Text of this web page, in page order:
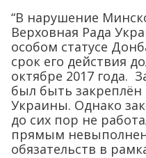
“В нарушение
Верховная Рада
особом статусе
срок его действия
октябре 2017 года.
был быть закреплён
Украины. Однако
до сих пор не
прямым
обязательств в